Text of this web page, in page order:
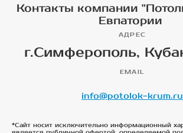
Контакты компании
Евпатории
АДРЕС
г.Симферополь,
EMAIL
info@potolok-krum.ru
*Сайт носит исключительно информационный